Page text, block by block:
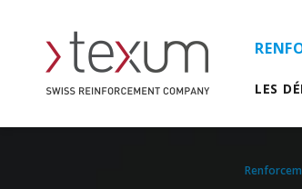
LES